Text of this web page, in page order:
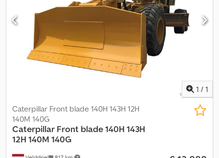
1 / 1
Caterpillar Front blade 140H 143H 12H
140M 140G
Caterpillar Front blade 140H 143H
12H 140M 140G